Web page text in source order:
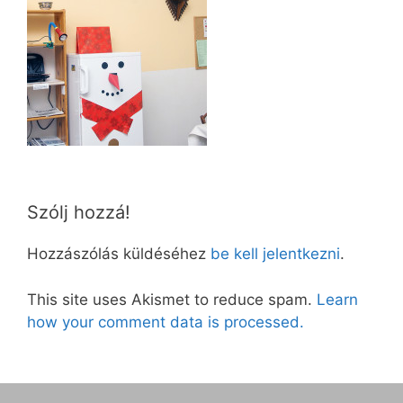
Szólj hozzá!
Hozzászólás küldéséhez be kell jelentkezni.
This site uses Akismet to reduce spam. Learn
how your comment data is processed.